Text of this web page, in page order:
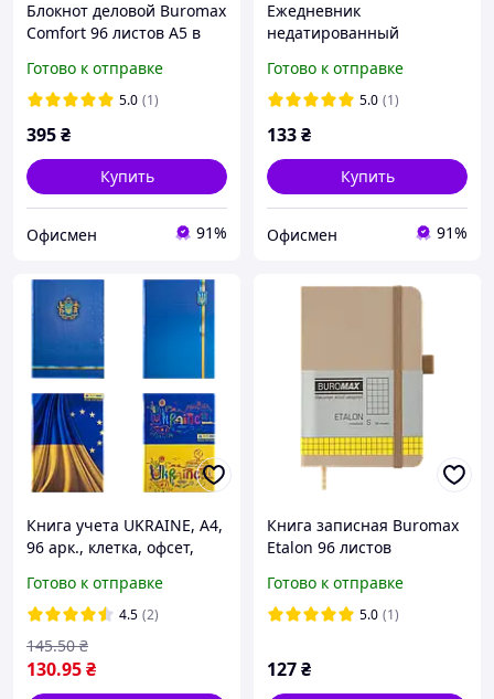
Блокнот деловой Buromax
Comfort 96 листов А5 в
искусственной кожи
Фиолетовый (BM.295309-
Готово к отправке
5.0 (1)
395₴
Купить
Офисмен 91%
Ежедневник
недатированный
страниц Розовый
(BM.2621-10)
Готово к отправке
5.0 (1)
133₴
Купить
Офисмен 91%
Книга учета UKRAINE, А4,
96 арк., клетка, офсет,
обложка, ассорти
BM.2400-38
Готово к отправке
4.5 (2)
130.95₴
145.50 ₴
Книга записная Buromax
Etalon 96 листов
обложка из
искусственной кожи
Готово к отправке
5.0 (1)
127₴